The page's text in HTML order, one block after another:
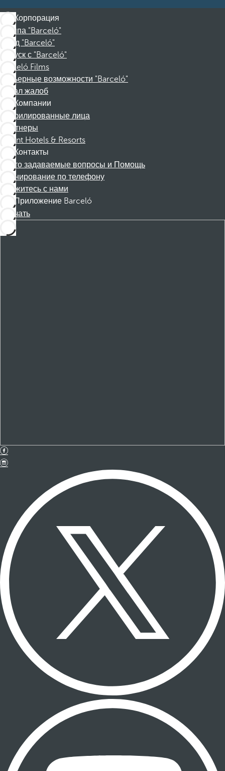
Корпорация
Группа "Barceló"
Фонд "Barceló"
Отпуск с "Barceló"
Barceló Films
Карьерные возможности "Barceló"
Канал жалоб
Компании
Аффилированные лица
Партнеры
Dorint Hotels & Resorts
Контакты
Часто задаваемые вопросы и Помощь
Бронирование по телефону
Свяжитесь с нами
Приложение Barceló
Скачать